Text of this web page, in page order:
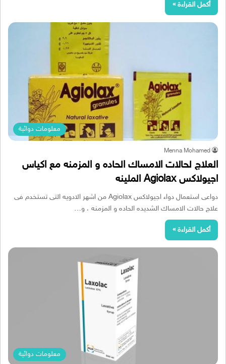
أكمل القراءة »
معلومات دوائية
Menna Mohamed
العلاج لحالات الامساك الحاده و المزمنه مع اكياس
اجيولاكس Agiolax الملينه
دواعى استعمال دواء اجيولاكس Agiolax من اشهر الادويه التى تستخدم فى
علاج حالات الامساك الشديده الحاده و المزمنه ، و…
أكمل القراءة »
معلومات دوائية